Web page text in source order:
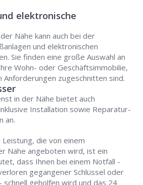
elektronische
Nähe kann auch bei der
und elektronischen
Sie finden eine große Auswahl an
Wohn- oder Geschäftsimmobilie,
Anforderungen zugeschnitten sind.
in der Nähe bietet auch
Installation sowie Reparatur-
an.
die von einem
Nähe angeboten wird, ist ein
dass Ihnen bei einem Notfall -
gegangener Schlüssel oder
schnell geholfen wird und das 24